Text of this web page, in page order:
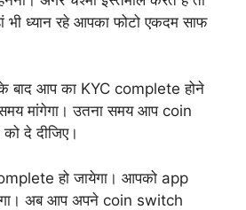
भी ध्यान रहे आपका फोटो एकदम साफ
बाद आप का KYC complete होने
मांगेगा। उतना समय आप coin
दे दीजिए।
हो जायेगा। आपको app
अब आप अपने coin switch